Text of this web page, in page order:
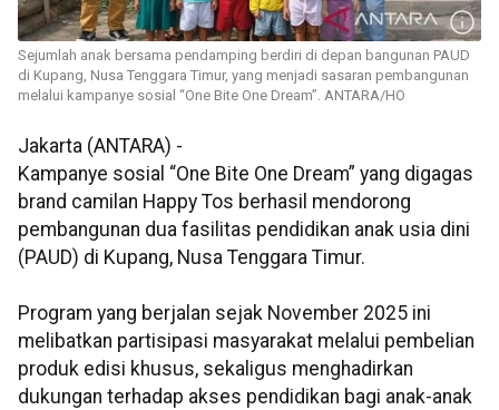
Sejumlah anak bersama pendamping berdiri di depan bangunan PAUD
di Kupang, Nusa Tenggara Timur, yang menjadi sasaran pembangunan
melalui kampanye sosial “One Bite One Dream”. ANTARA/HO
Jakarta (ANTARA) -
Kampanye sosial “One Bite One Dream” yang digagas
brand camilan Happy Tos berhasil mendorong
pembangunan dua fasilitas pendidikan anak usia dini
(PAUD) di Kupang, Nusa Tenggara Timur.
Program yang berjalan sejak November 2025 ini
melibatkan partisipasi masyarakat melalui pembelian
produk edisi khusus, sekaligus menghadirkan
dukungan terhadap akses pendidikan bagi anak-anak